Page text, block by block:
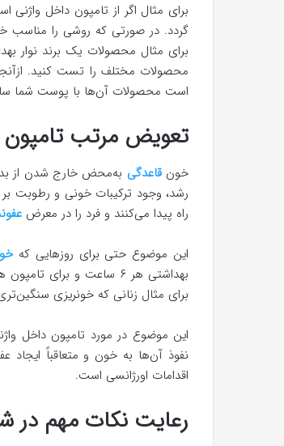
برای مثال اگر از تامپون داخل واژنی
گردد. در صورتی که روشی را مناسب
برای مثال محصولات یک برند نوار
محصولات مختلف را تست کنید.
است محصولات آن‌ها با پوست شما
تعویض مرتب تامپون
خونقاعدگی به‌محض خارج شدن از
رشد، وجود ترکیبات خونی و رطوبت
راه پیدا می‌کنند و فرد را در معرض
این موضوع حتی برای روزهایی که
بهداشتی هر ۶ ساعت و
برای مثال زنانی که خونریزی
این موضوع در مورد تامپون داخل
نفوذ آن‌ها به خون و متعاقباً ایجاد
اقدامات اورژانسی است.
رعایت نکات مهم در